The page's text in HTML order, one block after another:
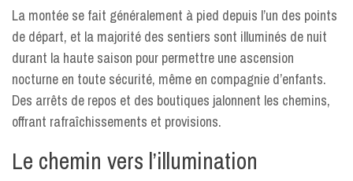
La montée se fait généralement à pied depuis l’un des points
de départ, et la majorité des sentiers sont illuminés de nuit
durant la haute saison pour permettre une ascension
nocturne en toute sécurité, même en compagnie d’enfants.
Des arrêts de repos et des boutiques jalonnent les chemins,
offrant rafraîchissements et provisions.
Le chemin vers l’illumination